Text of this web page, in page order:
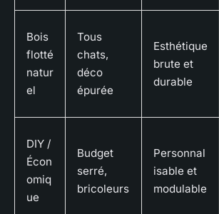
Bois
flotté
natur
el
Tous
chats,
déco
épurée
Esthétique
brute et
durable
DIY /
Écon
omiq
ue
Budget
serré,
bricoleurs
Personnal
isable et
modulable